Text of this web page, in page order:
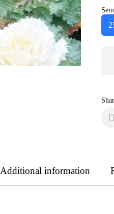
Additional information